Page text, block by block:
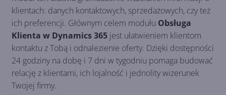
klientach: danych kontaktowych, sprzedażowych, czy też
ich preferencji. Głównym celem modułu Obsługa
Klienta w Dynamics 365 jest ułatwieniem klientom
kontaktu z Tobą i odnalezienie oferty. Dzięki dostępności
24 godziny na dobę i 7 dni w tygodniu pomaga budować
relację z klientami, ich lojalność i jednolity wizerunek
Twojej firmy.